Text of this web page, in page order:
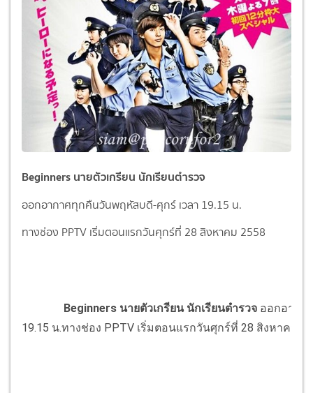
Beginners นายตัวเกรียน นักเรียนตำรวจ
ออกอากาศทุกคืนวันพฤหัสบดี-ศุกร์ เวลา 19.15 น.
ทางช่อง PPTV เริ่มตอนแรกวันศุกร์ที่ 28 สิงหาคม 2558
Beginners นายตัวเกรียน นักเรียนตำรวจ ออกอากา
19.15 น.ทางช่อง PPTV เริ่มตอนแรกวันศุกร์ที่ 28 สิงหาคม